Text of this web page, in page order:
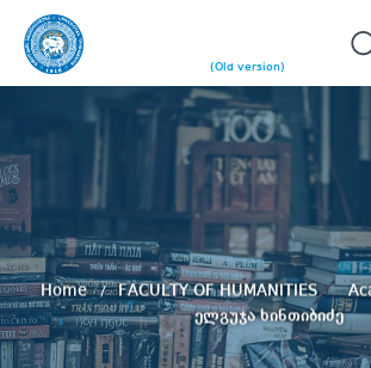
(Old version)
Home FACULTY OF HUMANITIES
ელგუჯა ხინთიბიძე